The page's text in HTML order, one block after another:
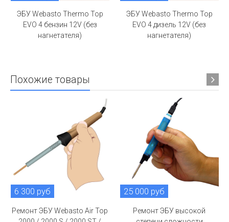
ЭБУ Webasto Thermo Top
EVO 4 бензин 12V (без
нагнетателя)
ЭБУ Webasto Thermo Top
EVO 4 дизель 12V (без
нагнетателя)
Похожие товары
6 300 руб
Ремонт ЭБУ Webasto Air Top
25 000 руб
Ремонт ЭБУ высокой